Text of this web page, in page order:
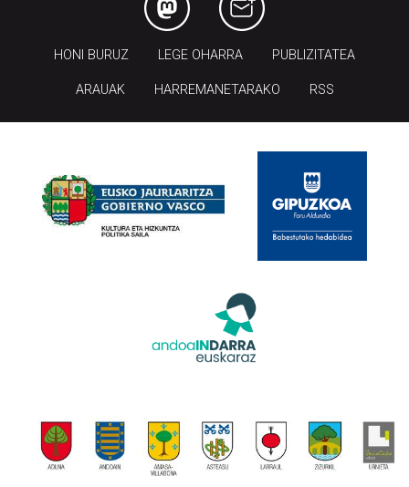
LEGE OHARRA
ARAUAK HARREMANETARAKO RSS